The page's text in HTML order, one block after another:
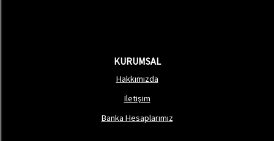
KURUMSAL
Hakkımızda
İletişim
Banka Hesaplarımız